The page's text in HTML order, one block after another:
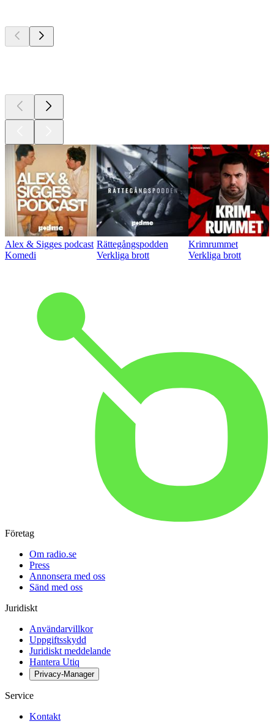
Alex & Sigges podcast
Komedi
Rättegångspodden
Verkliga brott
Krimrummet
Verkliga brott
Företag
Om radio.se
Press
Annonsera med oss
Sänd med oss
Juridiskt
Användarvillkor
Uppgiftsskydd
Juridiskt meddelande
Hantera Utiq
Privacy-Manager
Service
Kontakt